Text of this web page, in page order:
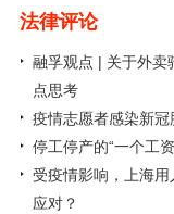
法律评论
融孚观点 | 关于外卖
点思考
疫情志愿者感染新
停工停产的“一个工
受疫情影响，上海
应对？